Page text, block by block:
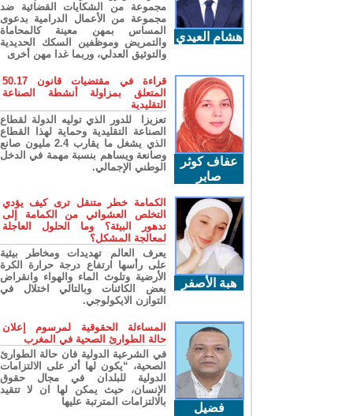
هشام العيدي
مجموعة من الشكايات القضائية ضد
مجموعة من الأعمال الدرامية بدعوى
المساس بمهن معينة كالمحاماة
والتمريض وموظفين السكك الحديدية
والتوثيق العدلي، وربما غدا مهن أخرى
عفاف كوثر
صابر
قراءة في مقتضيات قانون 50.17
المتعلق بمزاولة أنشطة الصناعة
التقليدية
تعزيزا للدور الذي توليه الدولة لقطاع
الصناعة التقليدية وحماية لهذا القطاع
الذي يشغل ما يقارب 2.4 مليون صانع
وصانعة ويساهم بنسبة مهمة في الدخل
الوطني الإجمالي.
هبة الأصفر
الكمامة خطر متنقل ترى كيف يؤدي
التخلص العشوائي من الكمامة إلى
تدهور البيئة؟ وما الحلول العاجلة
لمعالجة المشكل؟
يعرف العالم تهديدات ومخاطر بيئية
على رأسها ارتفاع درجة حرارة الكرة
الأرضية وتلوث الماء والهواء وانقراض
بعض الكائنات وبالتالي اختلال في
التوازن الايكولوجي.
فضيل
المساءلة الحقوقية لمرسوم إعلان
حالة الطوارئ الصحية في المغرب
في الشرعية الدولية فان حالة الطوارئ
الصحية، “يكون لها أثر على الالتزامات
الدولية للبلدان في مجال حقوق
الإنسان، حيث يمكن لها ان لا تتقيد
بالالتزامات المترتبة عليها